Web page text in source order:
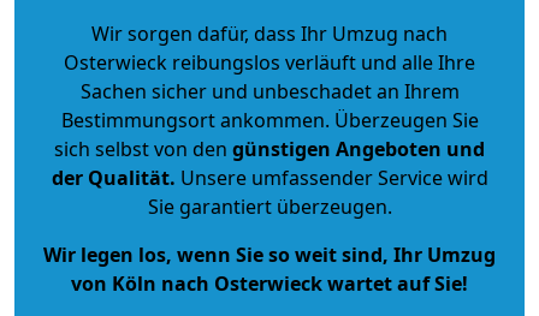
Wir sorgen dafür, dass Ihr Umzug nach
Osterwieck reibungslos verläuft und alle Ihre
Sachen sicher und unbeschadet an Ihrem
Bestimmungsort ankommen. Überzeugen Sie
sich selbst von den günstigen Angeboten und
der Qualität. Unsere umfassender Service wird
Sie garantiert überzeugen.
Wir legen los, wenn Sie so weit sind, Ihr Umzug
von Köln nach Osterwieck wartet auf Sie!